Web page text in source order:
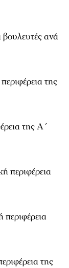
ανά
της
της Α΄
περιφέρεια
της